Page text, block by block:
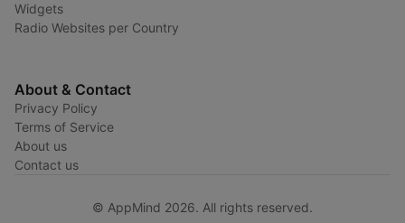
Widgets
Radio Websites per Country
About & Contact
Privacy Policy
Terms of Service
About us
Contact us
© AppMind 2026. All rights reserved.